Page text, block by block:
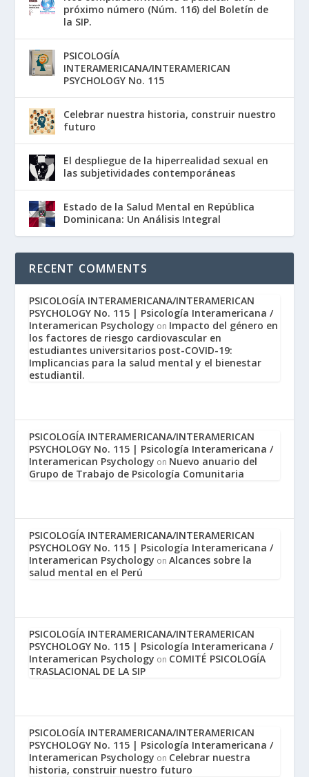
próximo número (Núm. 116) del Boletín de
la SIP.
PSICOLOGÍA
INTERAMERICANA/INTERAMERICAN
PSYCHOLOGY No. 115
Celebrar nuestra historia, construir nuestro
futuro
El despliegue de la hiperrealidad sexual en
las subjetividades contemporáneas
Estado de la Salud Mental en República
Dominicana: Un Análisis Integral
RECENT COMMENTS
PSICOLOGÍA INTERAMERICANA/INTERAMERICAN
PSYCHOLOGY No. 115 | Psicología Interamericana /
Interamerican Psychology on Impacto del género en
los factores de riesgo cardiovascular en
estudiantes universitarios post-COVID-19:
Implicancias para la salud mental y el bienestar
estudiantil.
PSICOLOGÍA INTERAMERICANA/INTERAMERICAN
PSYCHOLOGY No. 115 | Psicología Interamericana /
Interamerican Psychology on Nuevo anuario del
Grupo de Trabajo de Psicología Comunitaria
PSICOLOGÍA INTERAMERICANA/INTERAMERICAN
PSYCHOLOGY No. 115 | Psicología Interamericana /
Interamerican Psychology onAlcances sobre la
salud mental en el Perú
PSICOLOGÍA INTERAMERICANA/INTERAMERICAN
PSYCHOLOGY No. 115 | Psicología Interamericana /
Interamerican Psychology on COMITÉ PSICOLOGÍA
TRASLACIONAL DE LA SIP
PSICOLOGÍA INTERAMERICANA/INTERAMERICAN
PSYCHOLOGY No. 115 | Psicología Interamericana /
Interamerican Psychology on Celebrar nuestra
historia, construir nuestro futuro